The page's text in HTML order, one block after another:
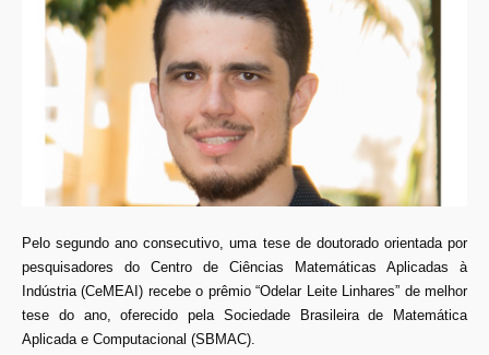
Pelo segundo ano consecutivo, uma tese de doutorado orientada por
pesquisadores do Centro de Ciências Matemáticas Aplicadas à
Indústria (CeMEAI) recebe o prêmio “Odelar Leite Linhares” de melhor
tese do ano, oferecido pela Sociedade Brasileira de Matemática
Aplicada e Computacional (SBMAC).